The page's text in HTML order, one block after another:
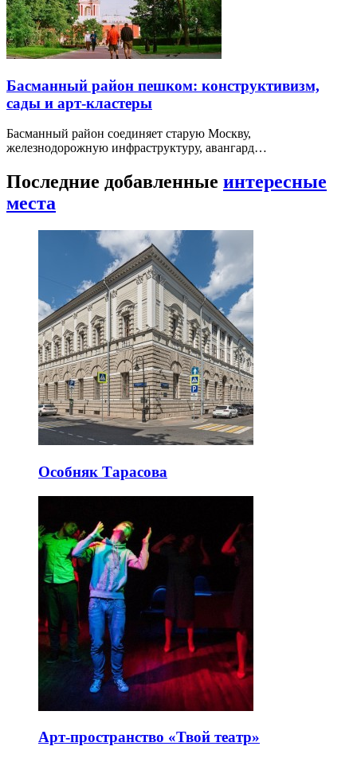
Басманный район пешком: конструктивизм,
сады и арт-кластеры
Басманный район соединяет старую Москву,
железнодорожную инфраструктуру, авангард…
Последние добавленные интересные
места
Особняк Тарасова
Арт-пространство «Твой театр»